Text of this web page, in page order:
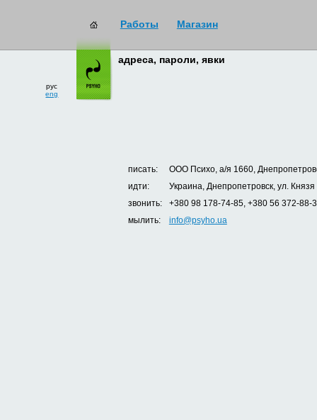
Работы Магазин
рус
eng
адреса, пароли, явки
писать:
ООО Психо, а/я 1660,
идти:
Украина, Днепропетровск, ул.
звонить:
+380 98 178-74-85, +380 56 372-88-
мылить:
info@psyho.ua